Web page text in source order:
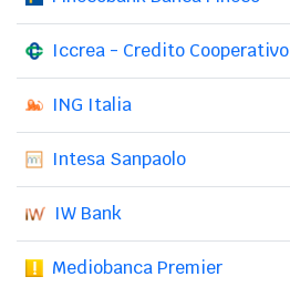
Iccrea - Credito Cooperativo
ING Italia
Intesa Sanpaolo
IW Bank
Mediobanca Premier